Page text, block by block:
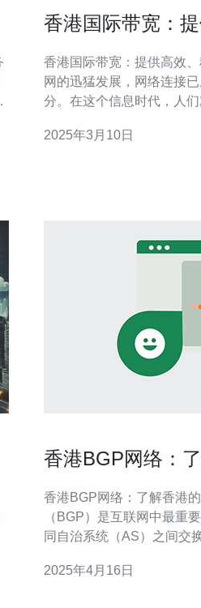
香港国际带宽：
香港国际带宽：提供高效、稳定的
网的迅猛发展，网络连接
分。在这个信息时代，人
出色的国际带宽，为用户
2025年3月10日
香港BGP网络：
香港BGP网络：了解香港的边界网
（BGP）是互联网中最重
同自治系统（AS）之间交
网枢纽，拥有强大的BGP
2025年4月16日